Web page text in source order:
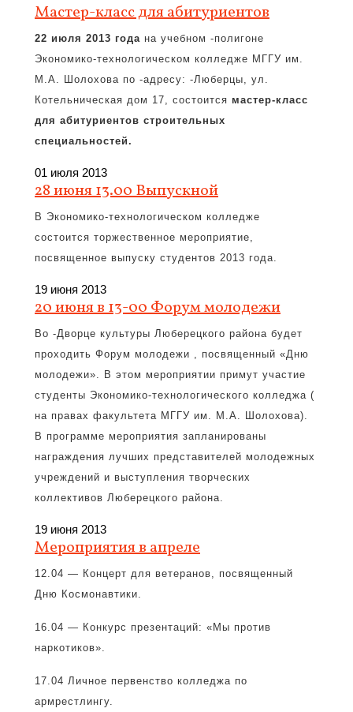
Мастер-класс для абитуриентов
22 июля 2013 года на учебном -полигоне
Экономико-технологическом колледже МГГУ им.
М.А. Шолохова по -адресу: -Люберцы, ул.
Котельническая дом 17, состоится мастер-класс
для абитуриентов строительных
специальностей.
01 июля 2013
28 июня 13.00 Выпускной
В Экономико-технологическом колледже
состоится торжественное мероприятие,
посвященное выпуску студентов 2013 года.
19 июня 2013
20 июня в 13-00 Форум молодежи
Во -Дворце культуры Люберецкого района будет
проходить Форум молодежи , посвященный «Дню
молодежи». В этом мероприятии примут участие
студенты Экономико-технологического колледжа (
на правах факультета МГГУ им. М.А. Шолохова).
В программе мероприятия запланированы
награждения лучших представителей молодежных
учреждений и выступления творческих
коллективов Люберецкого района.
19 июня 2013
Мероприятия в апреле
12.04 — Концерт для ветеранов, посвященный
Дню Космонавтики.
16.04 — Конкурс презентаций: «Мы против
наркотиков».
17.04 Личное первенство колледжа по
армрестлингу.